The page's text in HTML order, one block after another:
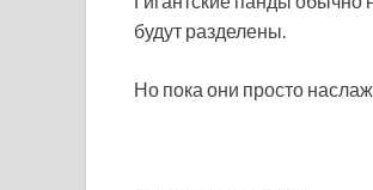
будут разделены.
Но пока они просто